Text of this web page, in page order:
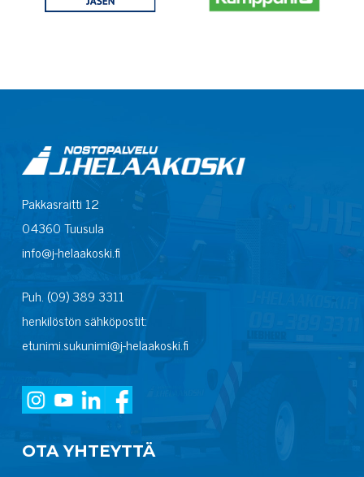
Pakkasraitti 12
04360 Tuusula
info@j-helaakoski.fi
Puh. (09) 389 3311
henkilöstön sähköpostit:
etunimi.sukunimi@j-helaakoski.fi
OTA YHTEYTTÄ